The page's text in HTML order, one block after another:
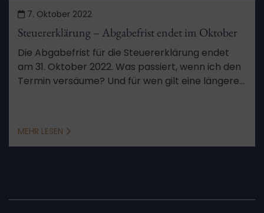
7. Oktober 2022
Steuererklärung – Abgabefrist endet im Oktober
Die Abgabefrist für die Steuererklärung endet
am 31. Oktober 2022. Was passiert, wenn ich den
Termin versäume? Und für wen gilt eine längere
MEHR LESEN